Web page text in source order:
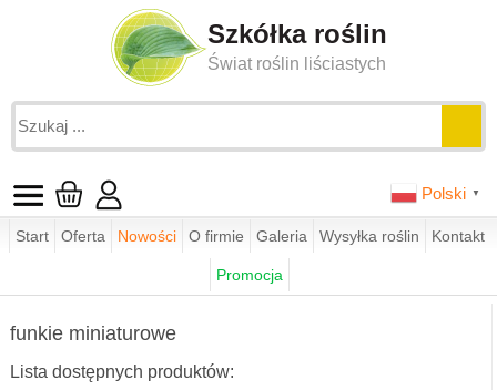
Szkółka roślin
Świat roślin liściastych
Polski ▼
Start Oferta Nowości O firmie Galeria Wysyłka roślin Kontakt
Promocja
funkie miniaturowe
funkie miniaturowe
Lista dostępnych produktów: